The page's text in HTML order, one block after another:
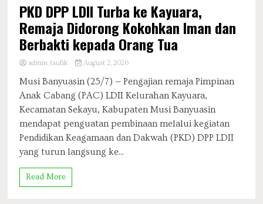
PKD DPP LDII Turba ke Kayuara,
Remaja Didorong Kokohkan Iman dan
Berbakti kepada Orang Tua
admin_taufik August 2, 2026
Musi Banyuasin (25/7) — Pengajian remaja Pimpinan
Anak Cabang (PAC) LDII Kelurahan Kayuara,
Kecamatan Sekayu, Kabupaten Musi Banyuasin
mendapat penguatan pembinaan melalui kegiatan
Pendidikan Keagamaan dan Dakwah (PKD) DPP LDII
yang turun langsung ke...
Read More